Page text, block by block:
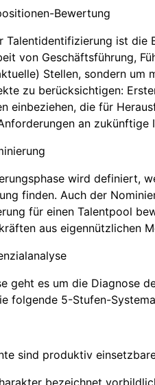
Bewertung
Talentidentifizierung ist die
von Geschäftsführung,
Stellen, sondern um
zu berücksichtigen:
einbeziehen, die für
an
wird definiert,
finden. Auch der
für einen Talentpool
aus eigennützlichen
geht es um die Diagnose
folgende 5-Stufen-
sind produktiv
bezeichnet